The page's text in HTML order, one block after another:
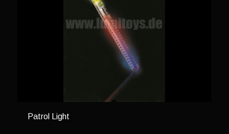
Patrol Light